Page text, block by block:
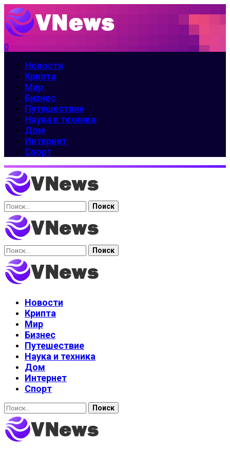
0
Новости
Крипта
Мир
Бизнес
Путешествие
Наука и техника
Дом
Интернет
Спорт
Найти:
Найти:
Новости
Крипта
Мир
Бизнес
Путешествие
Наука и техника
Дом
Интернет
Спорт
Найти: